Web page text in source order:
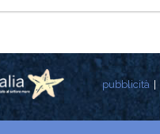
pubblicità